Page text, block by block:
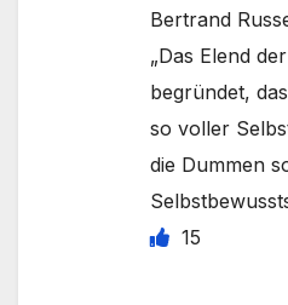
Bertrand
„Das Elend
begründet,
so voller
die Dummen
15